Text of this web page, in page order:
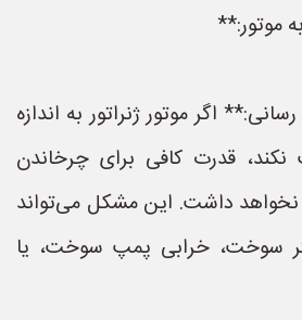
اگر موتور ژنراتور به اندازه
قدرت کافی برای چرخاندن
نخواهد داشت. این مشکل می‌تواند
سوخت، خرابی پمپ سوخت، یا